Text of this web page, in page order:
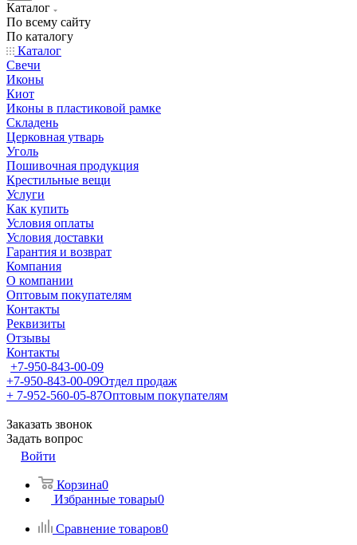
Каталог
По всему сайту
По каталогу
Каталог
Свечи
Иконы
Киот
Иконы в пластиковой рамке
Складень
Церковная утварь
Уголь
Пошивочная продукция
Крестильные вещи
Услуги
Как купить
Условия оплаты
Условия доставки
Гарантия и возврат
Компания
О компании
Оптовым покупателям
Контакты
Реквизиты
Отзывы
Контакты
+7-950-843-00-09
+7-950-843-00-09Отдел продаж
+ 7-952-560-05-87Оптовым покупателям
Заказать звонок
Задать вопрос
Войти
Корзина0
Избранные товары0
Сравнение товаров0